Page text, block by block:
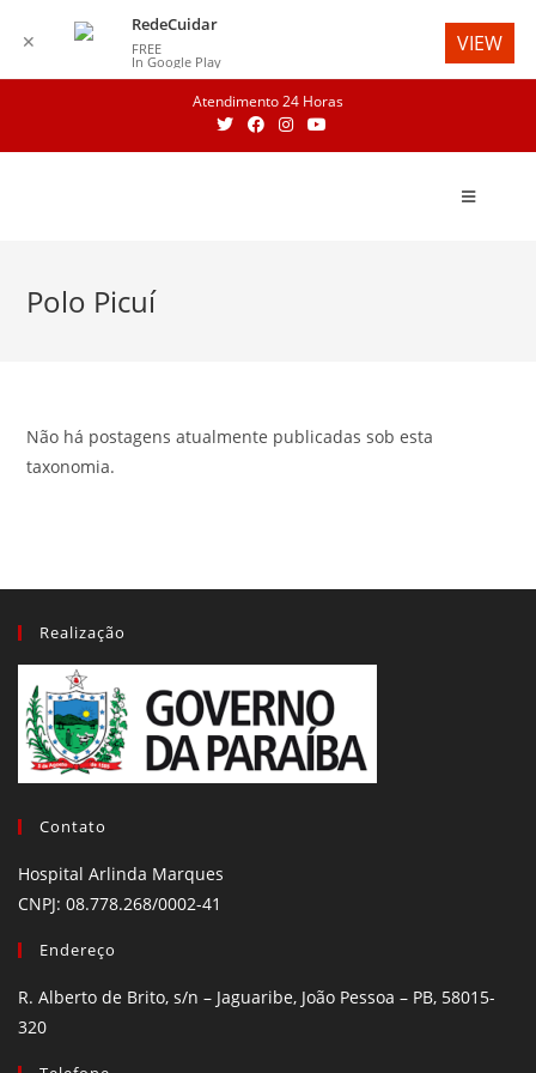
content
Atendimento 24 Horas
Polo Picuí
Não há postagens atualmente publicadas sob esta
taxonomia.
Realização
Contato
Hospital Arlinda Marques
CNPJ: 08.778.268/0002-41
Endereço
R. Alberto de Brito, s/n – Jaguaribe, João Pessoa – PB, 58015-
320
✕
RedeCuidar
FREE
In Google Play
VIEW